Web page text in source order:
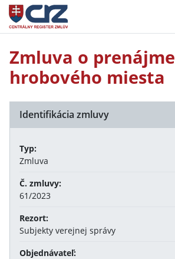
Zmluva o prenájme
hrobového miesta
Identifikácia zmluvy
Typ:
Zmluva
Č. zmluvy:
61/2023
Rezort:
Subjekty verejnej správy
Objednávateľ: